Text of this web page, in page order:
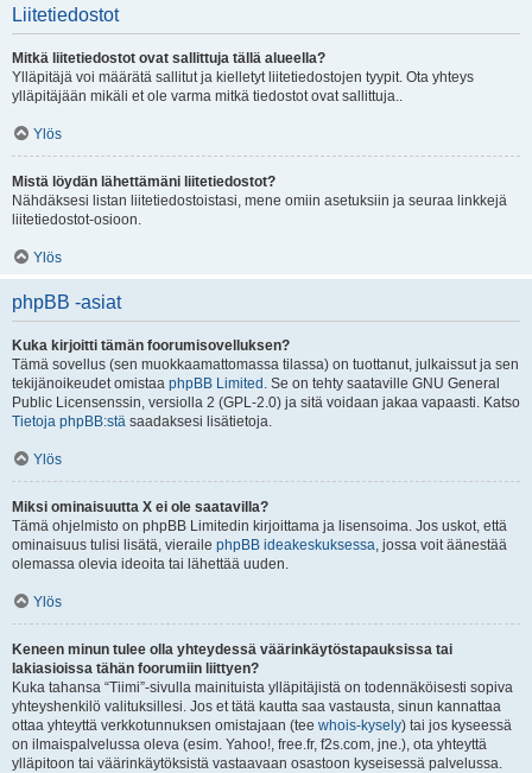
Liitetiedostot
Mitkä liitetiedostot ovat sallittuja tällä alueella?
Ylläpitäjä voi määrätä sallitut ja kielletyt liitetiedostojen tyypit. Ota yhteys
ylläpitäjään mikäli et ole varma mitkä tiedostot ovat sallittuja..
Ylös
Mistä löydän lähettämäni liitetiedostot?
Nähdäksesi listan liitetiedostoistasi, mene omiin asetuksiin ja seuraa linkkejä
liitetiedostot-osioon.
Ylös
phpBB -asiat
Kuka kirjoitti tämän foorumisovelluksen?
Tämä sovellus (sen muokkaamattomassa tilassa) on tuottanut, julkaissut ja sen
tekijänoikeudet omistaa phpBB Limited . Se on tehty saataville GNU General
Public Licensenssin, versiolla 2 (GPL-2.0) ja sitä voidaan jakaa vapaasti. Katso
Tietoja phpBB:stä saadaksesi lisätietoja.
Ylös
Miksi ominaisuutta X ei ole saatavilla?
Tämä ohjelmisto on phpBB Limitedin kirjoittama ja lisensoima. Jos uskot, että
ominaisuus tulisi lisätä, vieraile phpBB ideakeskuksessa, jossa voit äänestää
olemassa olevia ideoita tai lähettää uuden.
Ylös
Keneen minun tulee olla yhteydessä väärinkäytöstapauksissa tai
lakiasioissa tähän foorumiin liittyen?
Kuka tahansa “Tiimi”-sivulla mainituista ylläpitäjistä on todennäköisesti sopiva
yhteyshenkilö valituksillesi. Jos et tätä kautta saa vastausta, sinun kannattaa
ottaa yhteyttä verkkotunnuksen omistajaan (tee whois-kysely) tai jos kyseessä
on ilmaispalvelussa oleva (esim. Yahoo!, free.fr, f2s.com, jne.), ota yhteyttä
ylläpitoon tai väärinkäytöksistä vastaavaan osastoon kyseisessä palvelussa.